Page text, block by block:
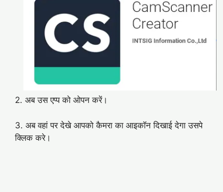
2. अब उस एप्प को ओपन करें।
3. अब वहां पर देखे आपको कैमरा का आइकॉन दिखाई देगा उसपे
क्लिक करे।